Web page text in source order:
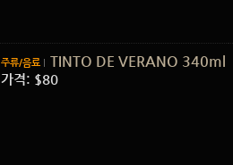
주류/음료 TINTO DE VERANO 340ml
가격: $80